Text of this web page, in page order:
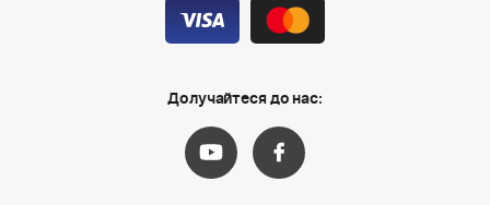
Долучайтеся до нас: